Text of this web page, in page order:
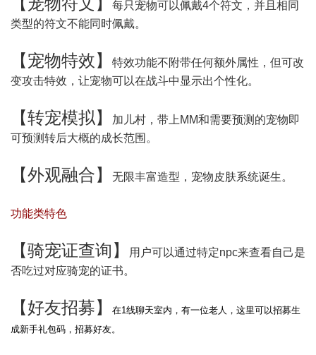
每只宠物可以佩戴4个符文，并且相同
类型的符文不能同时佩戴。
【宠物特效】
特效功能不附带任何额外属性，但可改
变攻击特效，让宠物可以在战斗中显示出个性化。
【转宠模拟】
加儿村，带上MM和需要预测的宠物即
可预测转后大概的成长范围。
【外观融合】 无限丰富造型，宠物皮肤系统诞生。
功能类特色
【骑宠证查询 】
用户可以通过特定npc来查看自己是
否吃过对应骑宠的证书。
【好友招募】
在1线聊天室内，有一位老人，这里可以招募生
成新手礼包码，招募好友。